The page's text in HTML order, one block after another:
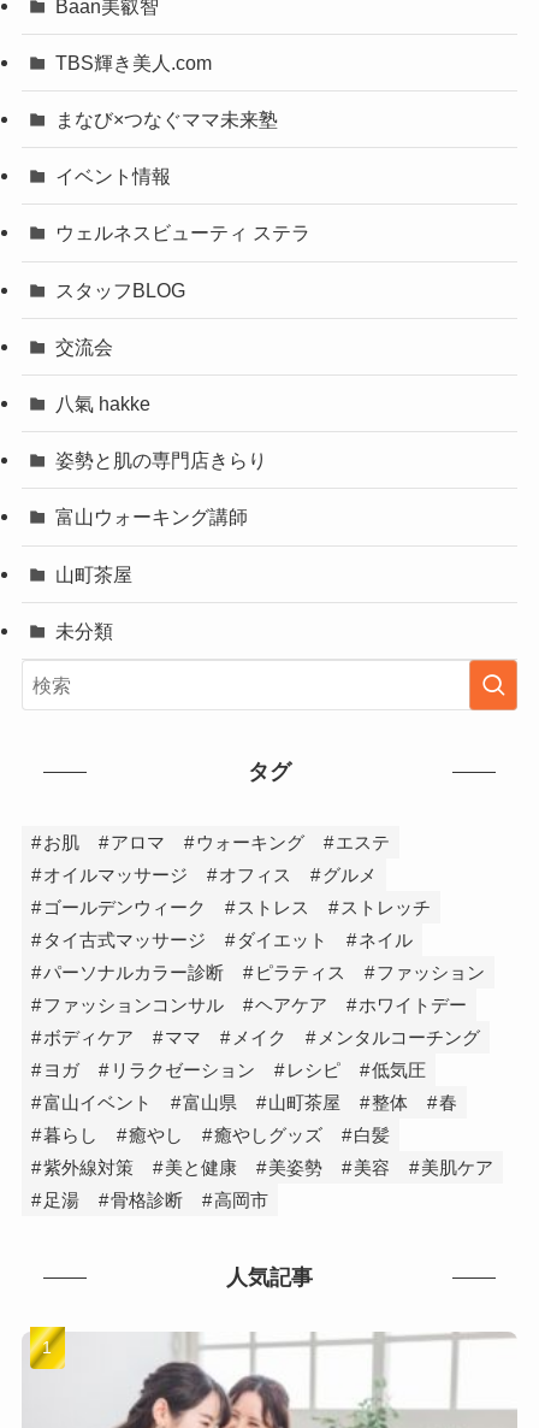
Baan美叡智
TBS輝き美人.com
まなび×つなぐママ未来塾
イベント情報
ウェルネスビューティ ステラ
スタッフBLOG
交流会
八氣 hakke
姿勢と肌の専門店きらり
富山ウォーキング講師
山町茶屋
未分類
タグ
お肌 アロマ ウォーキング
エステ
オイルマッサージ
オフィス
グルメ
ゴールデンウィーク
ストレス
ストレッチ
タイ古式マッサージ
ダイエット
ネイル
パーソナルカラー診断
ピラティス
ファッション
ファッションコンサル
ヘアケア
ホワイトデー
ボディケア
ママ メイク
メンタルコーチング
ヨガ
リラクゼーション レシピ
低気圧
富山イベント
富山県 山町茶屋 整体
春
暮らし
癒やし 癒やしグッズ
白髪
紫外線対策
美と健康 美姿勢 美容
美肌ケア
足湯
骨格診断 高岡市
人気記事